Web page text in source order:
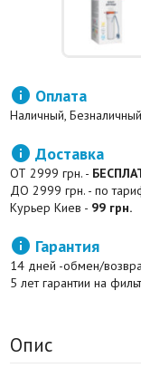
 Оплата
Наличный,
 Доставка
ОТ 2999 грн. -
ДО 2999 грн. - по
Курьер Киев - 99 грн.
 Гарантия
14 дней -обмен/
5 лет гарантии на
Опис